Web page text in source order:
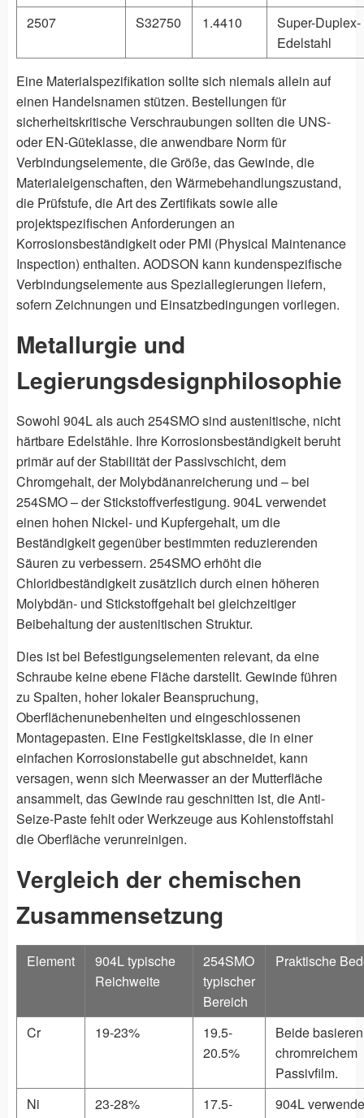
2507
S32750 1.4410
Super-Duplex-
Edelstahl
Eine Materialspezifikation sollte sich niemals allein auf
einen Handelsnamen stützen. Bestellungen für
sicherheitskritische Verschraubungen sollten die UNS-
oder EN-Güteklasse, die anwendbare Norm für
Verbindungselemente, die Größe, das Gewinde, die
Materialeigenschaften, den Wärmebehandlungszustand,
die Prüfstufe, die Art des Zertifikats sowie alle
projektspezifischen Anforderungen an
Korrosionsbeständigkeit oder PMI (Physical Maintenance
Inspection) enthalten. AODSON kann kundenspezifische
Verbindungselemente aus Speziallegierungen liefern,
sofern Zeichnungen und Einsatzbedingungen vorliegen.
Metallurgie und
Legierungsdesignphilosophie
Sowohl 904L als auch 254SMO sind austenitische, nicht
härtbare Edelstähle. Ihre Korrosionsbeständigkeit beruht
primär auf der Stabilität der Passivschicht, dem
Chromgehalt, der Molybdänanreicherung und – bei
254SMO – der Stickstoffverfestigung. 904L verwendet
einen hohen Nickel- und Kupfergehalt, um die
Beständigkeit gegenüber bestimmten reduzierenden
Säuren zu verbessern. 254SMO erhöht die
Chloridbeständigkeit zusätzlich durch einen höheren
Molybdän- und Stickstoffgehalt bei gleichzeitiger
Beibehaltung der austenitischen Struktur.
Dies ist bei Befestigungselementen relevant, da eine
Schraube keine ebene Fläche darstellt. Gewinde führen
zu Spalten, hoher lokaler Beanspruchung,
Oberflächenunebenheiten und eingeschlossenen
Montagepasten. Eine Festigkeitsklasse, die in einer
einfachen Korrosionstabelle gut abschneidet, kann
versagen, wenn sich Meerwasser an der Mutterfläche
ansammelt, das Gewinde rau geschnitten ist, die Anti-
Seize-Paste fehlt oder Werkzeuge aus Kohlenstoffstahl
die Oberfläche verunreinigen.
Vergleich der chemischen
Zusammensetzung
Element
904L typische
Reichweite
254SMO
typischer
Bereich
Praktische
Cr 19-23%
19.5-
20.5%
Beide
chromreichem
Passivfilm.
Ni
23-28%
17.5-
904L